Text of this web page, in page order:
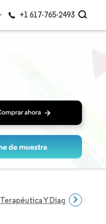
+1 617-765-2493
Y Diagnóstico